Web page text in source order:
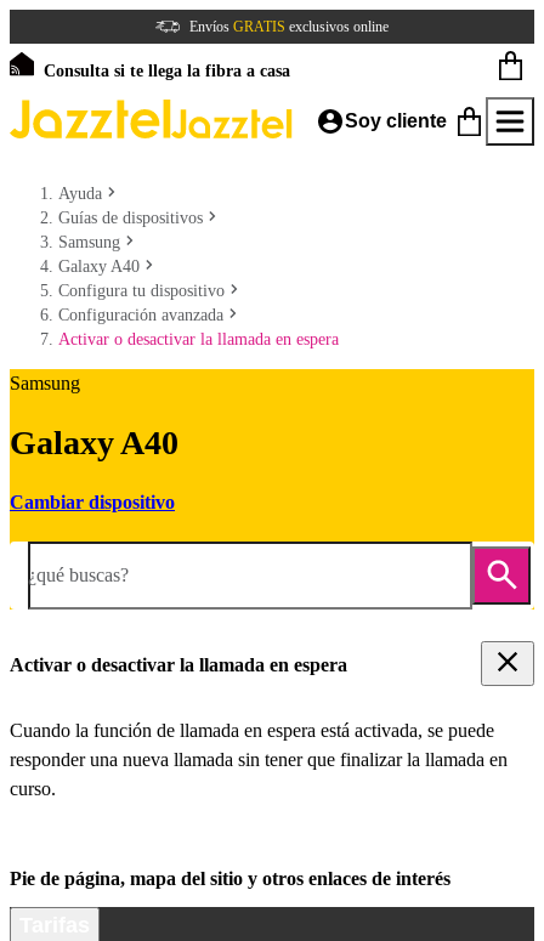
Envíos GRATIS exclusivos online
Consulta si te llega la fibra a casa
Soy cliente
Ayuda
Guías de dispositivos
Samsung
Galaxy A40
Configura tu dispositivo
Configuración avanzada
Activar o desactivar la llamada en espera
Samsung
Galaxy A40
Cambiar dispositivo
¿qué buscas?
Activar o desactivar la llamada en espera
Cuando la función de llamada en espera está activada, se puede
responder una nueva llamada sin tener que finalizar la llamada en
curso.
Pie de página, mapa del sitio y otros enlaces de interés